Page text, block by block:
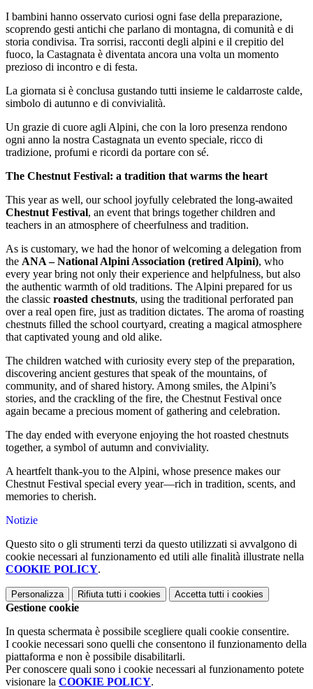
I bambini hanno osservato curiosi ogni fase della preparazione,
scoprendo gesti antichi che parlano di montagna, di comunità e di
storia condivisa. Tra sorrisi, racconti degli alpini e il crepitio del
fuoco, la Castagnata è diventata ancora una volta un momento
prezioso di incontro e di festa.
La giornata si è conclusa gustando tutti insieme le caldarroste calde,
simbolo di autunno e di convivialità.
Un grazie di cuore agli Alpini, che con la loro presenza rendono
ogni anno la nostra Castagnata un evento speciale, ricco di
tradizione, profumi e ricordi da portare con sé.
The Chestnut Festival: a tradition that warms the heart
This year as well, our school joyfully celebrated the long-awaited
Chestnut Festival, an event that brings together children and
teachers in an atmosphere of cheerfulness and tradition.
As is customary, we had the honor of welcoming a delegation from
the ANA – National Alpini Association (retired Alpini), who
every year bring not only their experience and helpfulness, but also
the authentic warmth of old traditions. The Alpini prepared for us
the classic roasted chestnuts, using the traditional perforated pan
over a real open fire, just as tradition dictates. The aroma of roasting
chestnuts filled the school courtyard, creating a magical atmosphere
that captivated young and old alike.
The children watched with curiosity every step of the preparation,
discovering ancient gestures that speak of the mountains, of
community, and of shared history. Among smiles, the Alpini’s
stories, and the crackling of the fire, the Chestnut Festival once
again became a precious moment of gathering and celebration.
The day ended with everyone enjoying the hot roasted chestnuts
together, a symbol of autumn and conviviality.
A heartfelt thank-you to the Alpini, whose presence makes our
Chestnut Festival special every year—rich in tradition, scents, and
memories to cherish.
Notizie
Questo sito o gli strumenti terzi da questo utilizzati si avvalgono di
cookie necessari al funzionamento ed utili alle finalità illustrate nella
COOKIE POLICY.
Personalizza Rifiuta tutti i cookies Accetta tutti i cookies
Gestione cookie
In questa schermata è possibile scegliere quali cookie consentire.
I cookie necessari sono quelli che consentono il funzionamento della
piattaforma e non è possibile disabilitarli.
Per conoscere quali sono i cookie necessari al funzionamento potete
visionare la COOKIE POLICY.